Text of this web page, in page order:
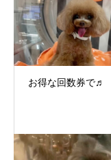
お得な回数券で♬